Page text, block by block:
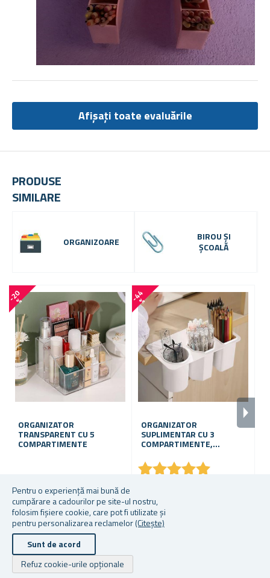
Pentru o experiență mai bună de
cumpărare a cadourilor pe site-ul nostru,
folosim fișiere cookie, care pot fi utilizate și
pentru personalizarea reclamelor(Citește)
Sunt de acord
Refuz cookie-urile opționale
PRODUSE
SIMILARE
ORGANIZOARE
BIROU ȘI
ȘCOALĂ
-
2
0
%
ORGANIZATOR
TRANSPARENT CU 5
COMPARTIMENTE
24,93 lei
În stoc
-
4
4
%
ORGANIZATOR
SUPLIMENTAR CU 3
COMPARTIMENTE,
★★★★★
★★★★★
16,14 lei
Afișați toate evaluările
Drepturile de autor © 2026 Cadouri.ro. Toate drepturile rezervate.